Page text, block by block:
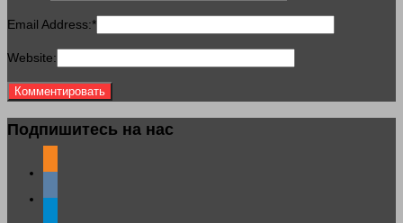
Email Address:*
Website:
Подпишитесь на нас